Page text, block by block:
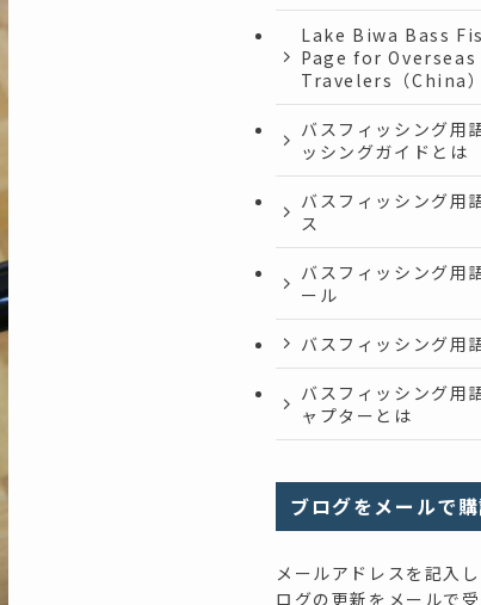
Lake Biwa Bass
Page for Overseas
Travelers（China）
バスフィッシング用
ッシングガイドとは
バスフィッシング用
ス
バスフィッシング用
ール
バスフィッシング用
バスフィッシング用
ャプターとは
ブログをメールで
メールアドレスを記入
ログの更新をメールで受